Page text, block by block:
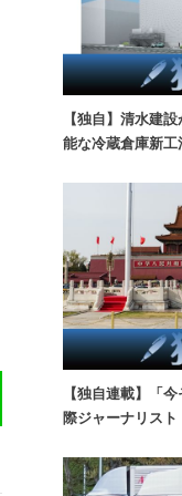
【独自】清水建
能な冷蔵倉庫新工
【独自連載】「
際ジャーナリス